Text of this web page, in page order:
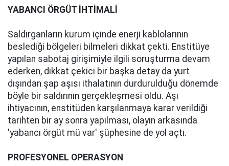
YABANCI ÖRGÜT İHTİMALİ
Saldırganların kurum içinde enerji kablolarının
beslediği bölgeleri bilmeleri dikkat çekti. Enstitüye
yapılan sabotaj girişimiyle ilgili soruşturma devam
ederken, dikkat çekici bir başka detay da yurt
dışından şap aşısı ithalatının durdurulduğu dönemde
böyle bir saldırının gerçekleşmesi oldu. Aşı
ihtiyacının, enstitüden karşılanmaya karar verildiği
tarihten bir ay sonra yapılması, olayın arkasında
'yabancı örgüt mü var' şüphesine de yol açtı.
PROFESYONEL OPERASYON